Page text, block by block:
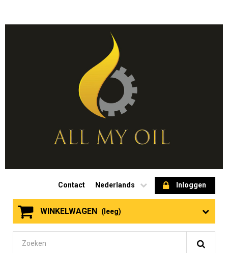
Inloggen
Nederlands
Contact
WINKELWAGEN (leeg)